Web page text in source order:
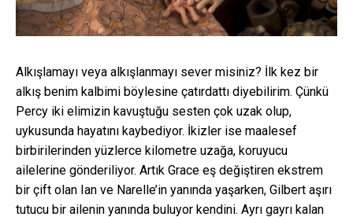
Alkışlamayı veya alkışlanmayı sever misiniz? İlk kez bir
alkış benim kalbimi böylesine çatırdattı diyebilirim. Çünkü
Percy iki elimizin kavuştuğu sesten çok uzak olup,
uykusunda hayatını kaybediyor. İkizler ise maalesef
birbirilerinden yüzlerce kilometre uzağa, koruyucu
ailelerine gönderiliyor. Artık Grace eş değiştiren ekstrem
bir çift olan Ian ve Narelle’in yanında yaşarken, Gilbert aşırı
tutucu bir ailenin yanında buluyor kendini. Ayrı gayrı kalan